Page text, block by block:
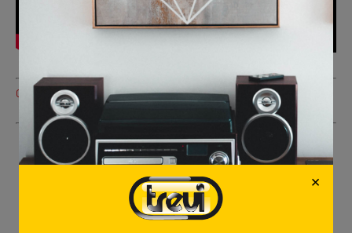
Clicca qui per vedere la nostra Dash Cam!
Love
PRODOTTI ELETTRONICI
×